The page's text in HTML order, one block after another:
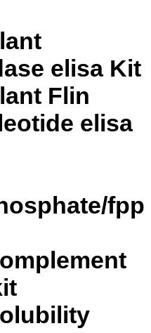
elisa Kit
Flin
elisa
fpp